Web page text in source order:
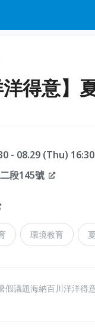
洋得意】
- 08.29 (Thu)
段145號
環境教育
假議題海納百川洋洋得